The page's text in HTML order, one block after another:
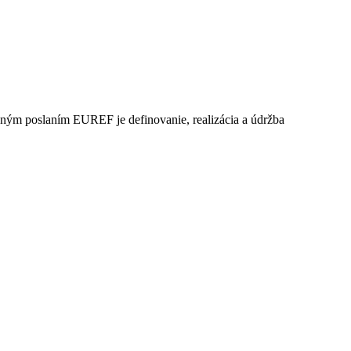
poslaním EUREF je definovanie, realizácia a údržba